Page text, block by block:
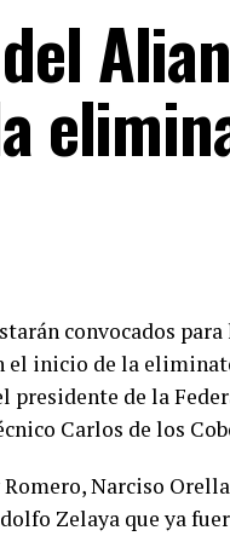
convocados
el inicio de la
presidente de la
Carlos de los
Narciso
Zelaya que ya